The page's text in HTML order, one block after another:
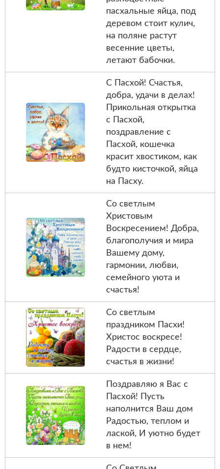
пасхальные яйца, под
деревом стоит кулич,
на поляне растут
весенние цветы,
летают бабочки.
С Пасхой! Счастья,
добра, удачи в делах!
Прикольная открытка
с Пасхой,
поздравление с
Пасхой, кошечка
красит хвостиком, как
будто кисточкой, яйца
на Пасху.
Со светлым
Христовым
Воскресением! Добра,
благополучия и мира
Вашему дому,
гармонии, любви,
семейного уюта и
счастья!
Со светлым
праздником Пасхи!
Христос воскресе!
Радости в сердце,
счастья в жизни!
Поздравляю я Вас с
Пасхой! Пусть
наполнится Ваш дом
Радостью, теплом и
лаской, И уютно будет
в нем!